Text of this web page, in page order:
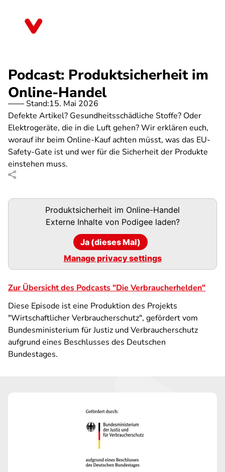
Podcast: Produktsicherheit im
Online-Handel
Stand:15. Mai 2026
Defekte Artikel? Gesundheitsschädliche Stoffe? Oder
Elektrogeräte, die in die Luft gehen? Wir erklären euch,
worauf ihr beim Online-Kauf achten müsst, was das EU-
Safety-Gate ist und wer für die Sicherheit der Produkte
einstehen muss.
Podigee-
Produktsicherheit im Online-Handel
Externe Inhalte von Podigeeladen?
Ja (dieses Mal)
Manage privacy settings
Zur Übersicht des Podcasts "Die Verbraucherhelden"
Diese Episode ist eine Produktion des Projekts
"Wirtschaftlicher Verbraucherschutz", gefördert vom
Bundesministerium für Justiz und Verbraucherschutz
aufgrund eines Beschlusses des Deutschen
Bundestages.